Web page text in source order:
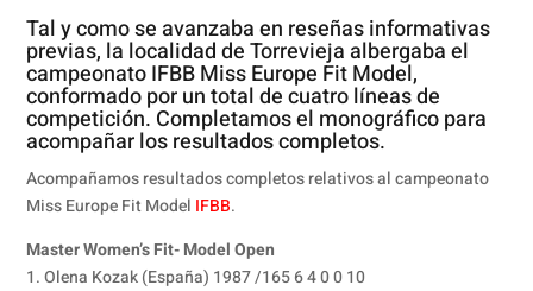
Tal y como se avanzaba en reseñas informativas
previas, la localidad de Torrevieja albergaba el
campeonato IFBB Miss Europe Fit Model,
conformado por un total de cuatro líneas de
competición. Completamos el monográfico para
acompañar los resultados completos.
Acompañamos resultados completos relativos al campeonato
Miss Europe Fit Model IFBB.
Master Women’s Fit- Model Open
1. Olena Kozak (España) 1987 /165 6 4 0 0 10